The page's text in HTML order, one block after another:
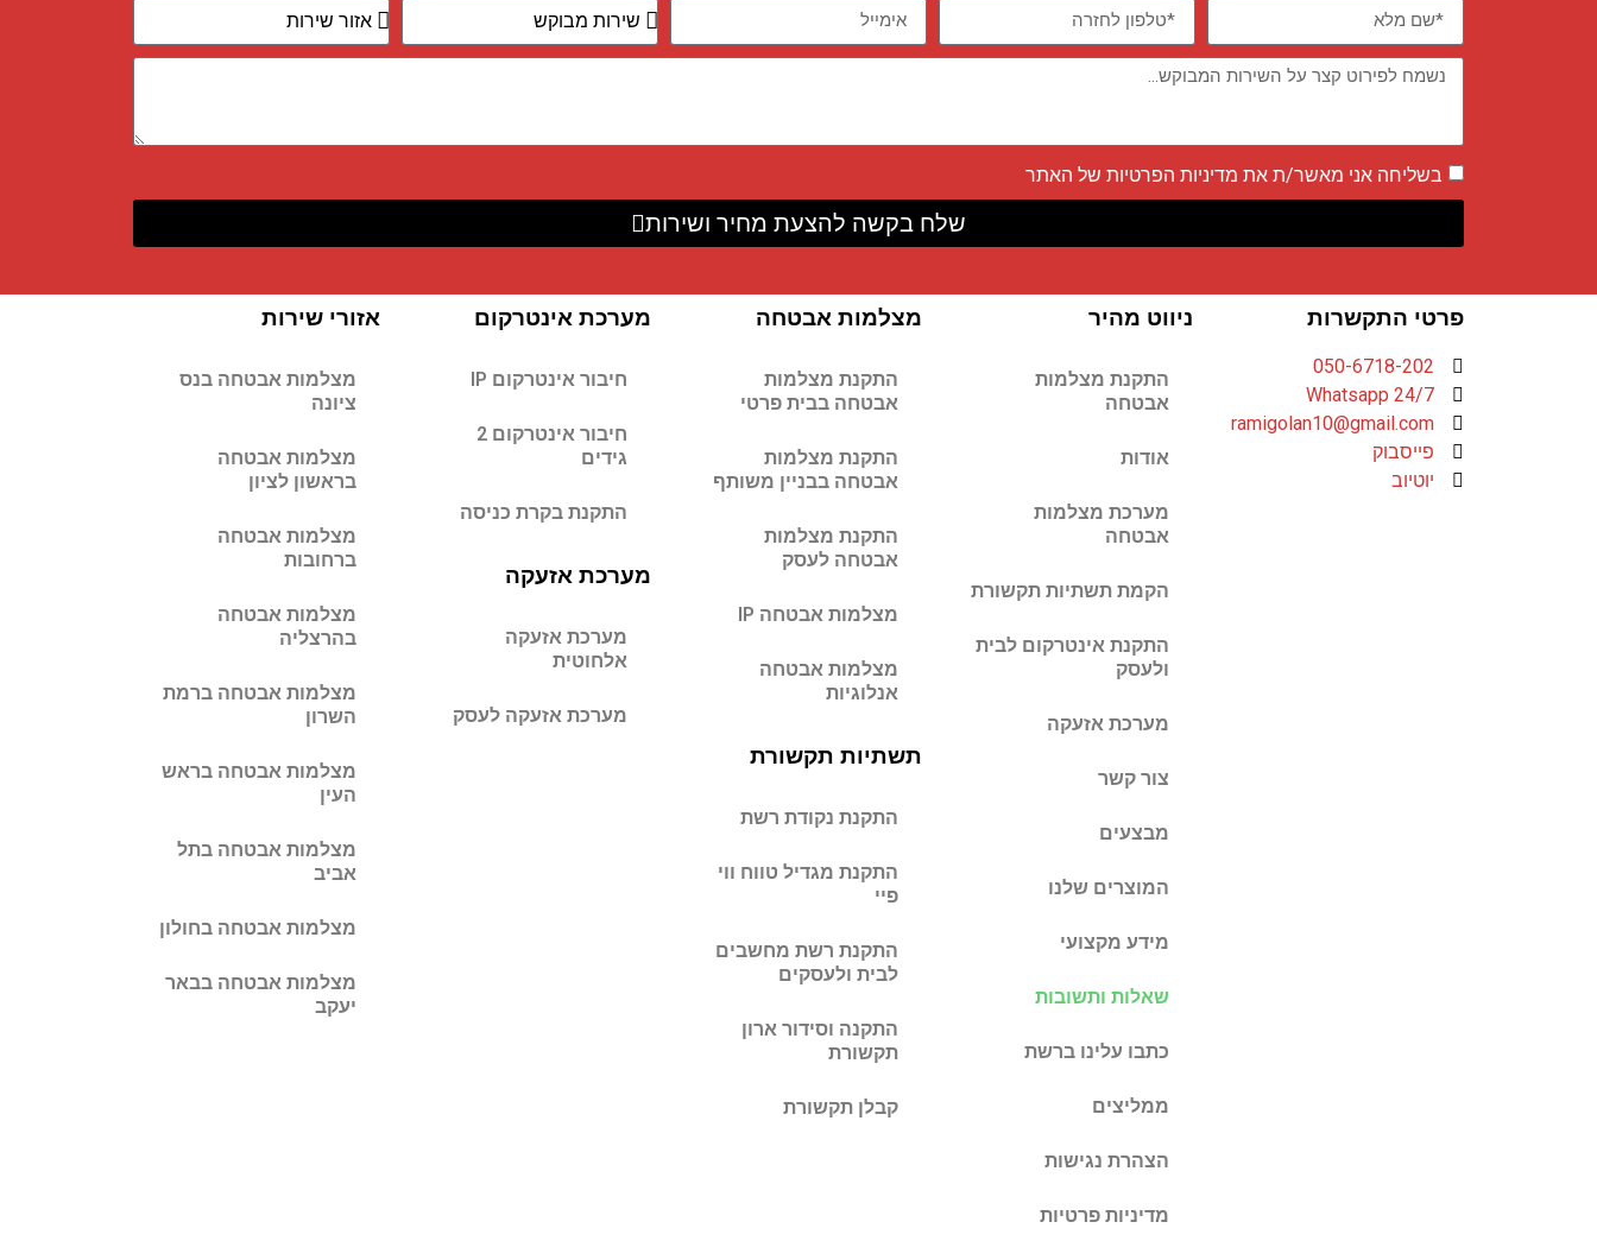
בשליחה אני מאשר/ת את מדיניות הפרטיות של האתר
שלח בקשה להצעת מחיר ושירות
פרטי התקשרות
050-6718-202
Whatsapp 24/7
ramigolan10@gmail.com
פייסבוק
יוטיוב
ניווט מהיר
התקנת מצלמות
אבטחה
אודות
מערכת מצלמות
אבטחה
הקמת תשתיות תקשורת
התקנת אינטרקום לבית
ולעסק
מערכת אזעקה
צור קשר
מבצעים
המוצרים שלנו
מידע מקצועי
שאלות ותשובות
כתבו עלינו ברשת
ממליצים
הצהרת נגישות
מדיניות פרטיות
מצלמות אבטחה
התקנת מצלמות
אבטחה בבית פרטי
התקנת מצלמות
אבטחה בבניין משותף
התקנת מצלמות
אבטחה לעסק
מצלמות אבטחה IP
מצלמות אבטחה
אנלוגיות
תשתיות תקשורת
התקנת נקודת רשת
התקנת מגדיל טווח ווי
פיי
התקנת רשת מחשבים
לבית ולעסקים
התקנה וסידור ארון
תקשורת
קבלן תקשורת
מערכת אינטרקום
חיבור אינטרקום IP
חיבור אינטרקום 2
גידים
התקנת בקרת כניסה
מערכת אזעקה
מערכת אזעקה
אלחוטית
מערכת אזעקה לעסק
אזורי שירות
מצלמות אבטחה בנס
ציונה
מצלמות אבטחה
בראשון לציון
מצלמות אבטחה
ברחובות
מצלמות אבטחה
בהרצליה
מצלמות אבטחה ברמת
השרון
מצלמות אבטחה בראש
העין
מצלמות אבטחה בתל
אביב
מצלמות אבטחה בחולון
מצלמות אבטחה בבאר
יעקב